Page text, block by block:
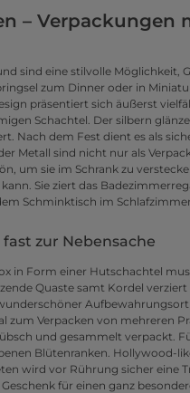
– Verpackungen
sind eine stilvolle Möglichkeit,
zum Dinner oder in
präsentiert sich äußerst
Schachtel. Der silbern
Nach dem Fest dient es als
Metall sind nicht nur als
um sie im Schrank zu
kann. Sie ziert das
Schminktisch im Schlafzimmer.
zur Nebensache
in Form einer Hutschachtel
Quaste samt Kordel
zum Verpacken von mehreren
und gesammelt verpackt.
Blütenranken. Hollywood-
wird vor Rührung sicher eine
für einen ganz